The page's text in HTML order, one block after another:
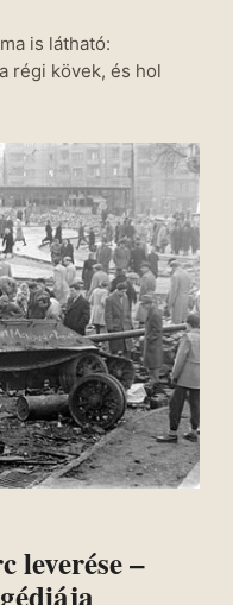
is látható:
régi kövek, és hol
leverése –